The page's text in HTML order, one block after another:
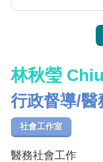
林秋瑩
行政督導/醫
社會工作室
醫務社會工作